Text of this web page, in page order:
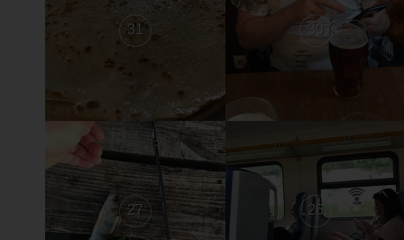
31 30
27 26